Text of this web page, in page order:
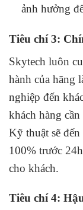
ảnh hưởng
Tiêu chí 3:
Skytech luôn
hành của hãng
nghiệp đến
khách hàng
Kỹ thuật sẽ
100% trước
cho khách.
Tiêu chí 4: